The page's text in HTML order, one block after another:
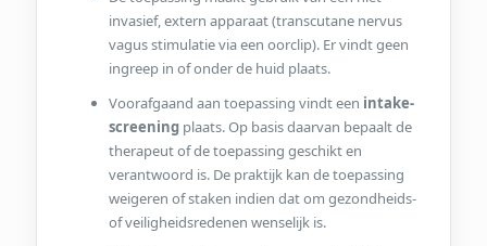
invasief, extern apparaat (transcutane nervus
vagus stimulatie via een oorclip). Er vindt geen
ingreep in of onder de huid plaats.
Voorafgaand aan toepassing vindt een intake-
screening plaats. Op basis daarvan bepaalt de
therapeut of de toepassing geschikt en
verantwoord is. De praktijk kan de toepassing
weigeren of staken indien dat om gezondheids-
of veiligheidsredenen wenselijk is.